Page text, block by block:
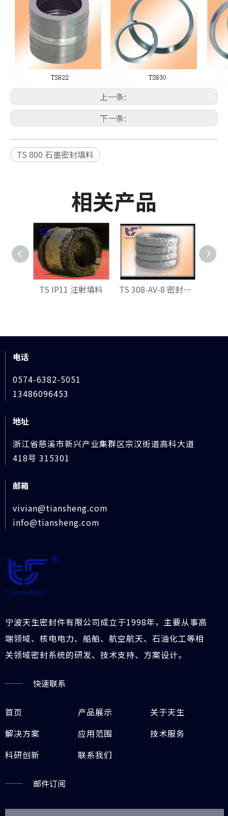
上一条:
下一条:
TS 800 石墨密封填料
相关产品
TS IP11 注射填料 TS 308-AV-8 密封填料
电话
0574-6382-5051
13486096453
地址
浙江省慈溪市新兴产业集群区宗汉街道高科大道
418号 315301
邮箱
vivian@tiansheng.com
info@tiansheng.com
宁波天生密封件有限公司成立于1998年，主要从事高
端领域、核电电力、船舶、航空航天、石油化工等相
关领域密封系统的研发、技术支持、方案设计。
快速联系
首页 产品展示
关于天生
解决方案
应用范围
技术服务
科研创新
联系我们
邮件订阅